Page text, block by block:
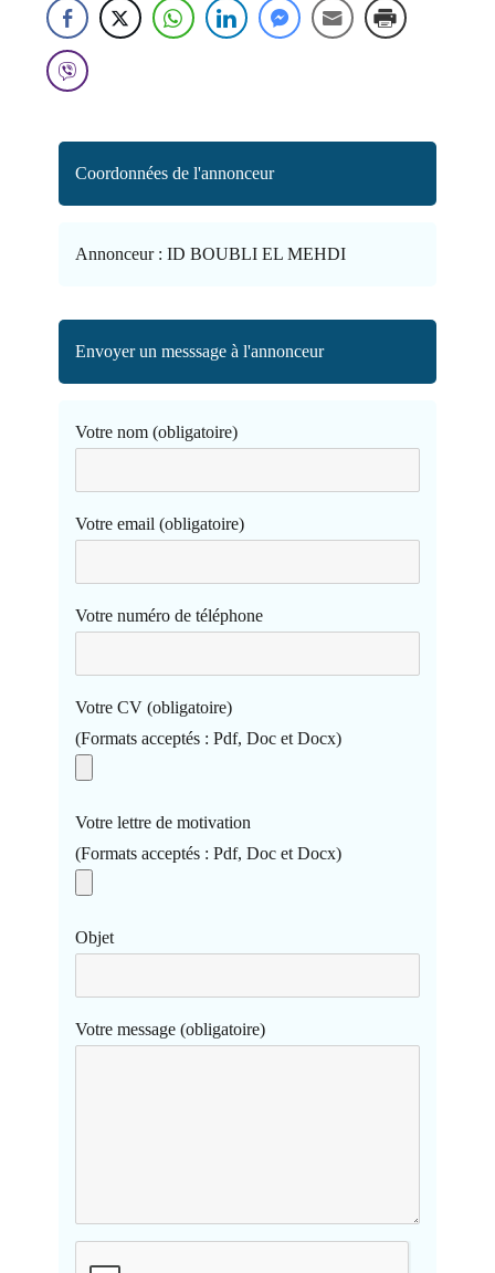
Coordonnées de l'annonceur
Annonceur : ID BOUBLI EL MEHDI
Envoyer un messsage à l'annonceur
Votre nom (obligatoire)
Votre email (obligatoire)
Votre numéro de téléphone
Votre CV (obligatoire)
(Formats acceptés : Pdf, Doc et Docx)
Votre lettre de motivation
(Formats acceptés : Pdf, Doc et Docx)
Objet
Votre message (obligatoire)